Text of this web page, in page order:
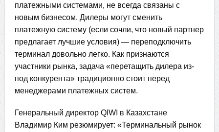
платежными системами, не всегда связаны с
новым бизнесом. Дилеры могут сменить
платежную систему (если сочли, что новый партнер
предлагает лучшие условия) — переподключить
терминал довольно легко. Как признаются
участники рынка, задача «перетащить дилера из-
под конкурента» традиционно стоит перед
менеджерами платежных систем.
Генеральный директор QIWI в Казахстане
Владимир Ким резюмирует: «Терминальный рынок